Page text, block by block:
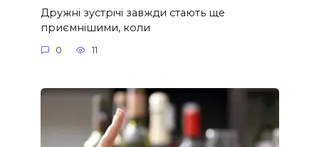
Дружні зустрічі завжди стають ще
приємнішими, коли
0 11